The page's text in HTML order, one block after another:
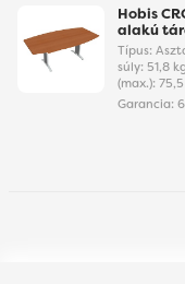
Hobis
alakú
Típus:
súly: 51,8
(max.):
Garancia: